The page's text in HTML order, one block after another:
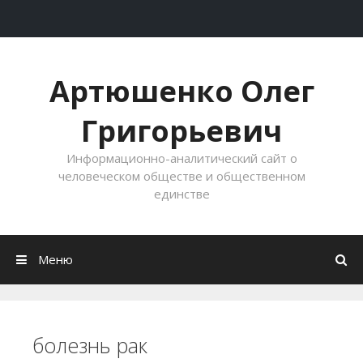
Артюшенко Олег
Григорьевич
Информационно-аналитический сайт о
человеческом обществе и общественном
единстве
Меню
болезнь рак